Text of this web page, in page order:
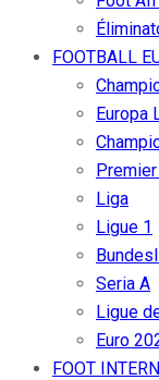
FOOTBALL
Europa
Liga
Ligue 1
Seria A
Ligue
Euro
FOOT